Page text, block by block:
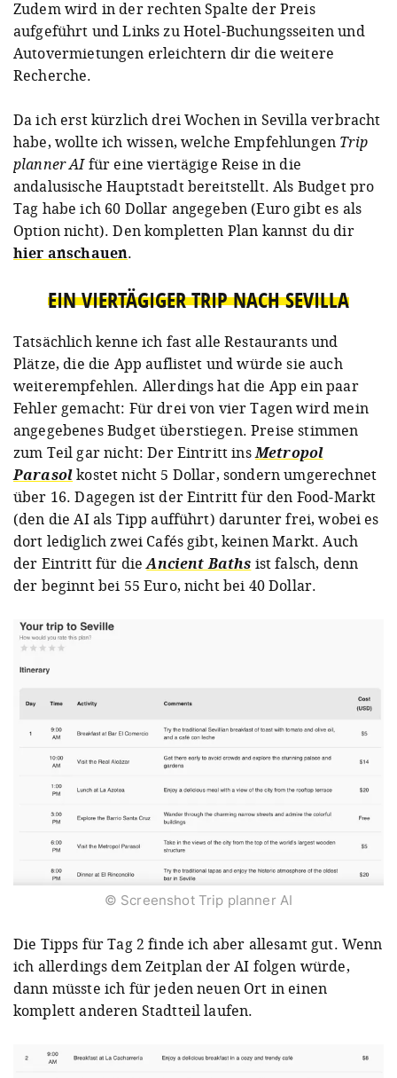
Zudem wird in der rechten Spalte der Preis
aufgeführt und Links zu Hotel-Buchungsseiten und
Autovermietungen erleichtern dir die weitere
Recherche.
Da ich erst kürzlich drei Wochen in Sevilla verbracht
habe, wollte ich wissen, welche Empfehlungen Trip
planner AIfür eine viertägige Reise in die
andalusische Hauptstadt bereitstellt. Als Budget pro
Tag habe ich 60 Dollar angegeben (Euro gibt es als
Option nicht). Den kompletten Plan kannst du dir
hier anschauen.
EIN VIERTÄGIGER TRIP NACH SEVILLA
Tatsächlich kenne ich fast alle Restaurants und
Plätze, die die App auflistet und würde sie auch
weiterempfehlen. Allerdings hat die App ein paar
Fehler gemacht: Für drei von vier Tagen wird mein
angegebenes Budget überstiegen. Preise stimmen
zum Teil gar nicht: Der Eintritt insMetropol
Parasolkostet nicht 5 Dollar, sondern umgerechnet
über 16. Dagegen ist der Eintritt für den Food-Markt
(den die AI als Tipp aufführt) darunter frei, wobei es
dort lediglich zwei Cafés gibt, keinen Markt. Auch
der Eintritt für dieAncient Baths ist falsch, denn
der beginnt bei 55 Euro, nicht bei 40 Dollar.
© Screenshot Trip planner AI
Die Tipps für Tag 2 finde ich aber allesamt gut. Wenn
ich allerdings dem Zeitplan der AI folgen würde,
dann müsste ich für jeden neuen Ort in einen
komplett anderen Stadtteil laufen.